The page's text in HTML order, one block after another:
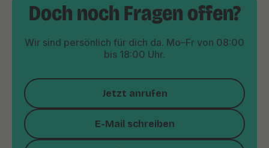
Doch noch Fragen offen?
Wir sind persönlich für dich da. Mo–Fr von 08:00
bis 18:00 Uhr.
Jetzt anrufen
E-Mail schreiben